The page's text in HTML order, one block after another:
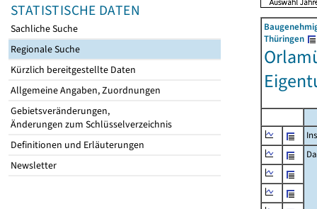
STATISTISCHE DATEN
Sachliche Suche
Regionale Suche
Kürzlich bereitgestellte Daten
Allgemeine Angaben, Zuordnungen
Gebietsveränderungen,
Änderungen zum Schlüsselverzeichnis
Definitionen und Erläuterungen
Newsletter
Thüringen